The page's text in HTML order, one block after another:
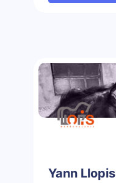
Yann Llopis